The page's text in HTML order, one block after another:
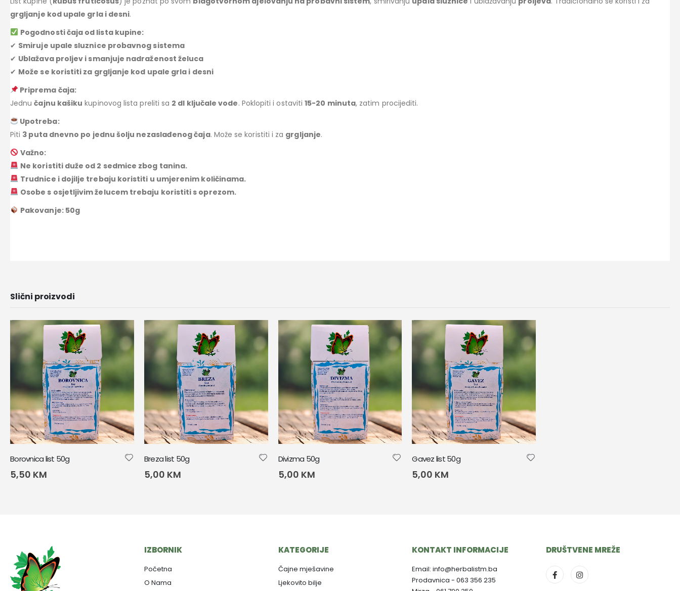
grgljanje kod upale grla i desni.
Pogodnosti čaja od lista kupine:
✔ Smiruje upale sluznice probavnog sistema
✔ Ublažava proljev i smanjuje nadraženost želuca
✔ Može se koristiti za grgljanje kod upale grla i desni
Priprema čaja:
Jednučajnu kašiku kupinovog lista preliti sa 2 dl ključale vode. Poklopiti i ostaviti15-20 minuta, zatim procijediti.
Upotreba:
Piti 3 puta dnevno po jednu šolju nezaslađenog čaja. Može se koristiti i za grgljanje.
Važno:
Ne koristiti duže od 2 sedmice zbog tanina.
Trudnice i dojilje trebaju koristiti u umjerenim količinama.
Osobe s osjetljivim želucem trebaju koristiti s oprezom.
Pakovanje: 50g
Slični proizvodi
Borovnica list 50g
5,50 KM
Breza list 50g
5,00 KM
Divizma 50g
5,00 KM
Gavez list 50g
5,00 KM
IZBORNIK
Početna
O Nama
KATEGORIJE
Čajne mješavine
Ljekovito bilje
KONTAKT INFORMACIJE
Email: info@herbalistm.ba
Prodavnica - 063 356 235
DRUŠTVENE MREŽE